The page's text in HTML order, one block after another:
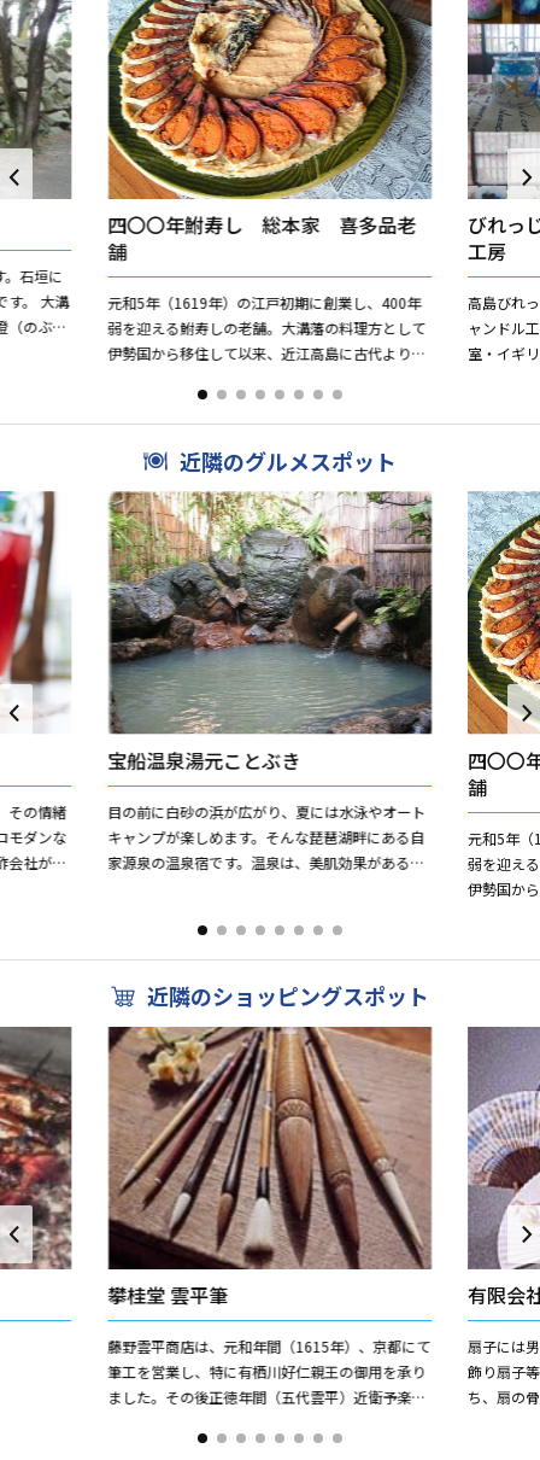
石垣に
す。 大溝
（のぶす
四〇〇年鮒寿し 総本家 喜多品老
舗
元和5年（1619年）の江戸初期に創業し、400年
弱を迎える鮒寿しの老舗。大溝藩の料理方として
伊勢国から移住して以来、近江高島に古代より伝
す。希少な琵琶湖産...
びれっ
工房
高島びれ
ャンドル
室・イギ
近隣のグルメスポット
その情緒
モダンな
会社が運
宝船温泉湯元ことぶき
目の前に白砂の浜が広がり、夏には水泳やオート
キャンプが楽しめます。そんな琵琶湖畔にある自
家源泉の温泉宿です。温泉は、美肌効果があるに
四〇〇
舗
元和5年（
弱を迎え
伊勢国か
近隣のショッピングスポット
攀桂堂 雲平筆
藤野雲平商店は、元和年間（1615年）、京都にて
筆工を営業し、特に有栖川好仁親王の御用を承り
ました。その後正徳年間（五代雲平）近衛予楽院
皇太子両殿下に技術...
有限会
扇子には
飾り扇子
ち、扇の